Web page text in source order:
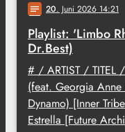
notes 20. Juni 2026 14:21
Playlist: 'Limbo
Dr.Best)
# / ARTIST / TITEL
(feat. Georgia
Dynamo) [Inner
Estrella [Future